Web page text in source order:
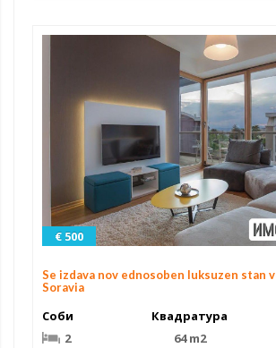
€ 500
Se izdava nov ednosoben luksuzen stan
Soravia
Соби
2
Квадратура
64 m2